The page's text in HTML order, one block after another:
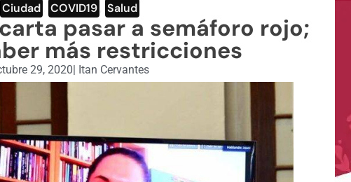
Ciudad COVID19 Salud
pasar a semáforo rojo;
más restricciones
29, 2020 Itan Cervantes